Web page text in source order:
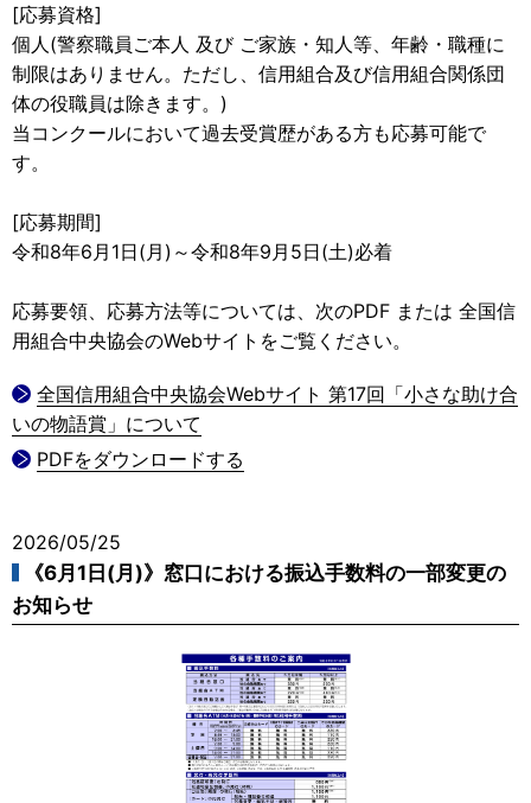
[応募資格]
個人(警察職員ご本人 及び ご家族・知人等、年齢・職種に
制限はありません。ただし、信用組合及び信用組合関係団
体の役職員は除きます。)
当コンクールにおいて過去受賞歴がある方も応募可能で
す。
[応募期間]
令和8年6月1日(月)～令和8年9月5日(土)必着
応募要領、応募方法等については、次のPDF または 全国信
用組合中央協会のWebサイトをご覧ください。
全国信用組合中央協会Webサイト 第17回「小さな助け合
いの物語賞」について
PDFをダウンロードする
2026/05/25
《6月1日(月)》窓口における振込手数料の一部変更の
お知らせ